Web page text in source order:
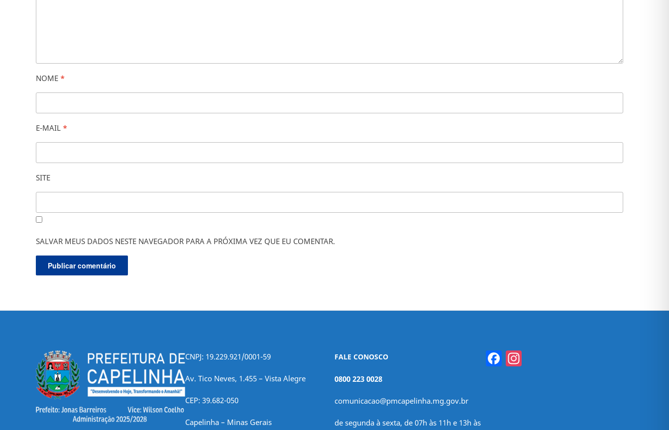
NOME *
E-MAIL *
SITE
SALVAR MEUS DADOS NESTE NAVEGADOR PARA A PRÓXIMA VEZ QUE EU COMENTAR.
CNPJ: 19.229.921/0001-59
Av. Tico Neves, 1.455 – Vista Alegre
CEP: 39.682-050
Capelinha – Minas Gerais
FALE CONOSCO
0800 223 0028
comunicacao@pmcapelinha.mg.gov.br
de segunda à sexta, de 07h às 11h e 13h às
Facebook